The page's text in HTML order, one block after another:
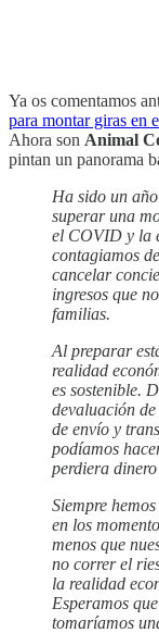
Ya os comentamos
para montar giras en
Ahora son Animal
pintan un panorama
Ha sido un
superar una
el COVID y la
contagiamos
cancelar
ingresos que
familias.
Al preparar
realidad
es sostenible.
devaluación
de envío y
podíamos
perdiera
Siempre
en los
menos que
no correr el
la realidad
Esperamos
tomaríamos